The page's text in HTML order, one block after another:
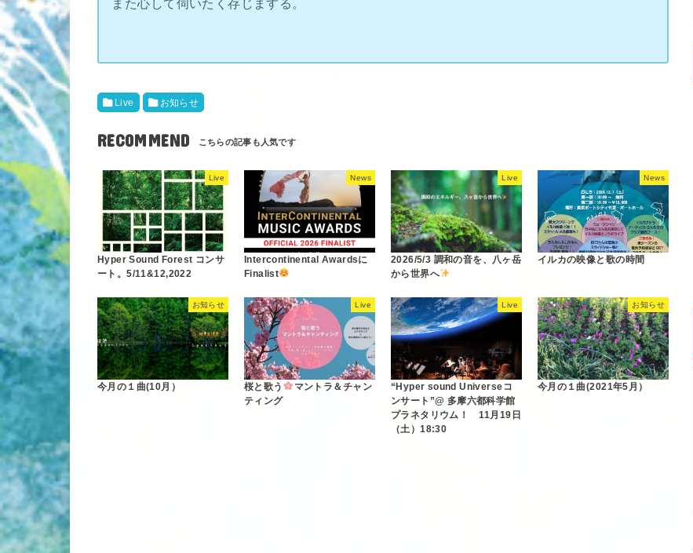
また心して伺いたく存じまする。
Live お知らせ
RECOMMEND
Live
Hyper Sound Forest コンサ
ート。5/11&12,2022
News
Intercontinental Awardsに
Finalist
Live
2026/5/3 調和の音を、八ヶ岳
から世界へ
News
イルカの映像と歌の時間
お知らせ
今月の１曲(10月）
Live
桜と歌う
マントラ＆チャン
ティング
Live
“Hyper sound Universeコ
ンサート”@ 多摩六都科学館
プラネタリウム！ 11月19日
（土）18:30
お知らせ
今月の１曲(2021年5月）